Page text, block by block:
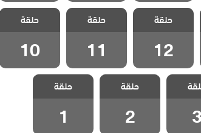
مسلسل لا تترك
يدي مدبلج
الحلقة 12
حلقة
12
مسلسل لا تترك
يدي مدبلج
الحلقة 11
حلقة
11
مسلسل لا تترك
يدي مدبلج
الحلقة 10
حلقة
10
تترك
33
مسلسل لا تترك
يدي مدبلج
الحلقة 2
حلقة
2
مسلسل لا تترك
يدي مدبلج
الحلقة 1
حلقة
1